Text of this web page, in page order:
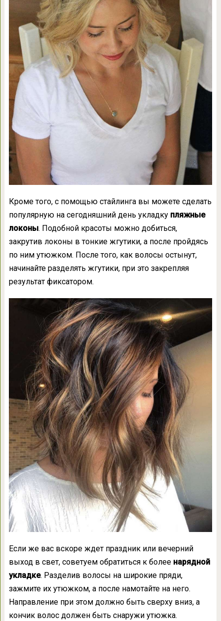
Кроме того, с помощью стайлинга вы можете сделать
популярную на сегодняшний день укладкупляжные
локоны. Подобной красоты можно добиться,
закрутив локоны в тонкие жгутики, а после пройдясь
по ним утюжком. После того, как волосы остынут,
начинайте разделять жгутики, при это закрепляя
результат фиксатором.
Если же вас вскоре ждет праздник или вечерний
выход в свет, советуем обратиться к более нарядной
укладке. Разделив волосы на широкие пряди,
зажмите их утюжком, а после намотайте на него.
Направление при этом должно быть сверху вниз, а
кончик волос должен быть снаружи утюжка.